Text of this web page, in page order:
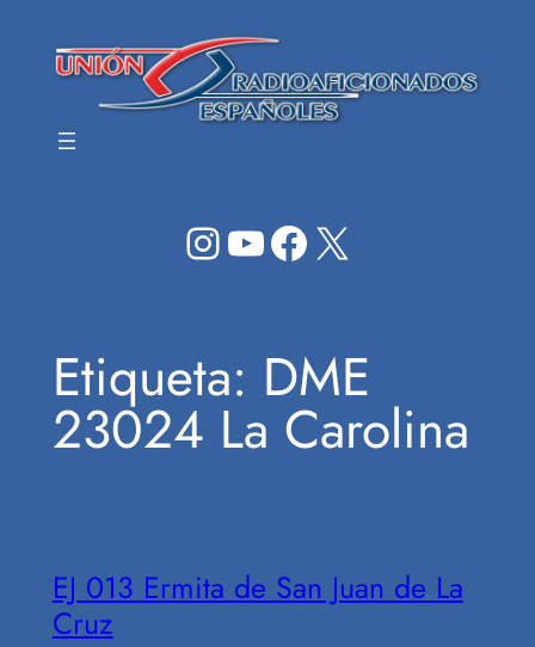
Instagram
YouTube
Facebook
X
Etiqueta: DME
23024 La Carolina
EJ 013 Ermita de San Juan de La
Cruz